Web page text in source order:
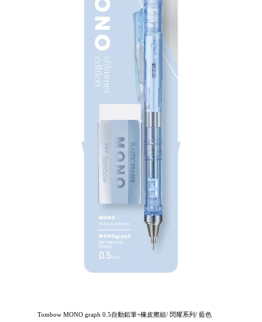
Tombow MONO graph 0.5自動鉛筆+橡皮擦組/ 閃耀系列/ 藍色